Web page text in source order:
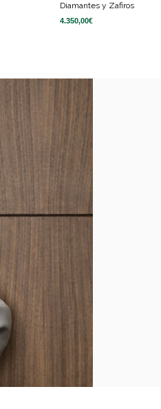
Diamantes y Zafiros
4.350,00€